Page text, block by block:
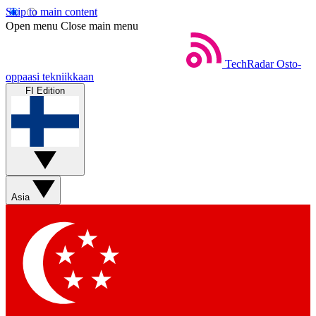
Skip to main content
Open menu Close main menu
TechRadar Osto-
oppaasi tekniikkaan
FI Edition
Asia